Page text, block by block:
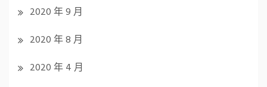
2020 年 9 月
2020 年 8 月
2020 年 4 月